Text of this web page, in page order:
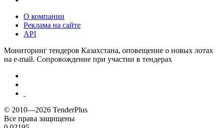
О компании
Реклама на сайте
API
Мониторинг тендеров Казахстана, оповещение о новых лотах
на e-mail. Сопровождение при участии в тендерах
© 2010—2026 TenderPlus
Все права защищены